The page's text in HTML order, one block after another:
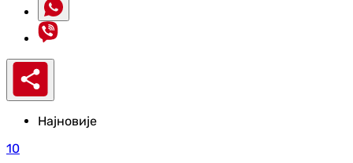
Најновије
10